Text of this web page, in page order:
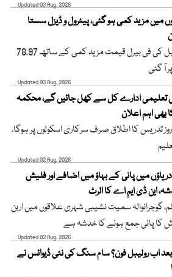
Updated 03 Aug, 2026
میں مزید کمی ہو گئی، پیٹرول و ڈیزل سستا
امریکی خام تیل کی فی بیرل قیمت مزید کمی کے ساتھ 78.97
آ گئی
Updated 03 Aug, 2026
تعلیمی ادارے کل سے کھل جائیں گے، محکمہ
بھی اہم اعلان
ہفتے میں 6 روز تدریس کا اطلاق صرف سرکاری اسکولوں پر ہوگا،
Updated 02 Aug, 2026
میں پانی کے بہاؤ میں اضافے اور فلیش
این ڈی ایم اے کا الرٹ
گوجرانوالہ سمیت نشیبی شہری علاقوں میں اربن
کا پانی جمع ہونے کا خدشہ ہے
Updated 02 Aug, 2026
بعد اب رولیبل فون؟ سام سنگ کی نئی ڈیوائس نے